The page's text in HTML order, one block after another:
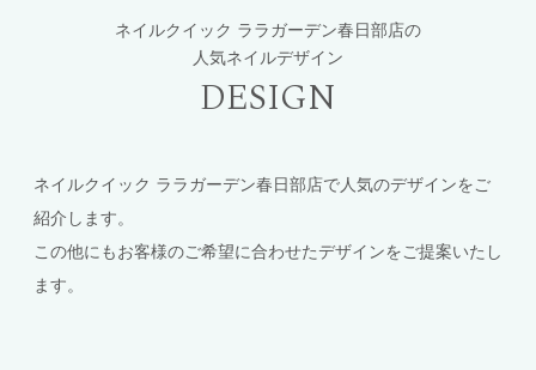
ネイルクイック ララガーデン春日部店の
人気ネイルデザイン
DESIGN
ネイルクイック ララガーデン春日部店で人気のデザインをご
紹介します。
この他にもお客様のご希望に合わせたデザインをご提案いたし
ます。